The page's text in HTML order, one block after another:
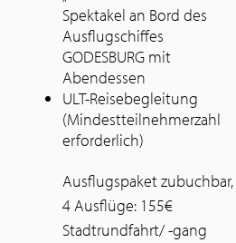
Spektakel an Bord des
Ausflugschiffes
GODESBURG mit
Abendessen
ULT-Reisebegleitung
(Mindestteilnehmerzahl
erforderlich)
Ausflugspaket zubuchbar,
4 Ausflüge: 155€
Stadtrundfahrt/ -gang